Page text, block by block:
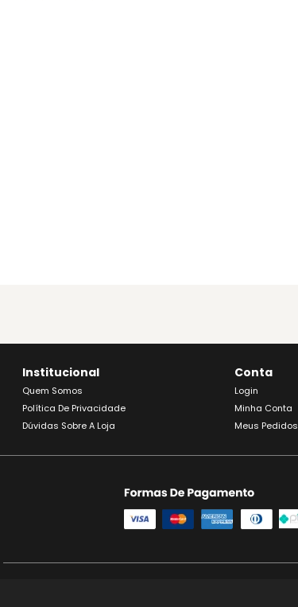
Institucional
Quem Somos
Política De Privacidade
Dúvidas Sobre A Loja
Conta
Login
Minha Conta
Meus Pedidos